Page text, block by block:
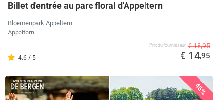
Billet d'entrée au parc floral d'Appeltern
Bloemenpark Appeltern
Appeltern
4.6 / 5
Prix ​​du fournisseur € 18,95
€ 14,95
45%